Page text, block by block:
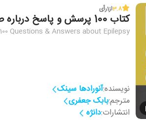
3.8از1رأی
کتاب 100 پرسش و پاسخ درباره صرع
100 Questions & Answers about Epilepsy
نویسنده:آنورادها سینک
مترجم:بابک جعفری
انتشارات:دانژه